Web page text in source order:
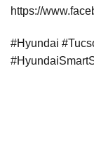
https://
#Hyundai